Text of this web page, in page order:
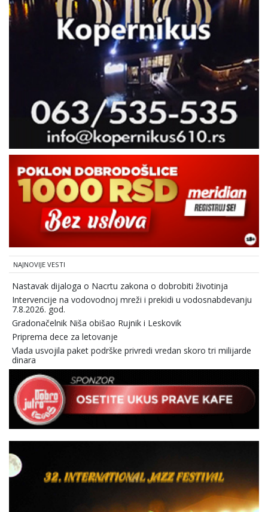
NAJNOVIJE VESTI
Nastavak dijaloga o Nacrtu zakona o dobrobiti životinja
Intervencije na vodovodnoj mreži i prekidi u vodosnabdevanju
7.8.2026. god.
Gradonačelnik Niša obišao Rujnik i Leskovik
Priprema dece za letovanje
Vlada usvojila paket podrške privredi vredan skoro tri milijarde
dinara